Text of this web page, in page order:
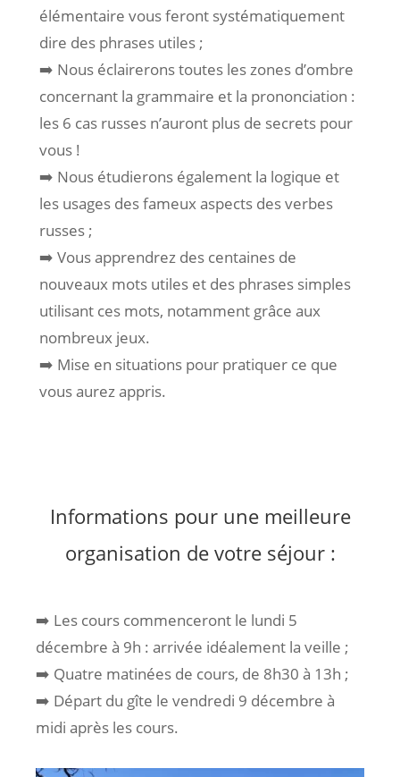
élémentaire vous feront systématiquement
dire des phrases utiles ;
➡️ Nous éclairerons toutes les zones d’ombre
concernant la grammaire et la prononciation :
les 6 cas russes n’auront plus de secrets pour
vous !
➡️ Nous étudierons également la logique et
les usages des fameux aspects des verbes
russes ;
➡️ Vous apprendrez des centaines de
nouveaux mots utiles et des phrases simples
utilisant ces mots, notamment grâce aux
nombreux jeux.
➡️ Mise en situations pour pratiquer ce que
vous aurez appris.
Informations pour une meilleure
organisation de votre séjour :
➡️ Les cours commenceront le lundi 5
décembre à 9h : arrivée idéalement la veille ;
➡️ Quatre matinées de cours, de 8h30 à 13h ;
➡️ Départ du gîte le vendredi 9 décembre à
midi après les cours.